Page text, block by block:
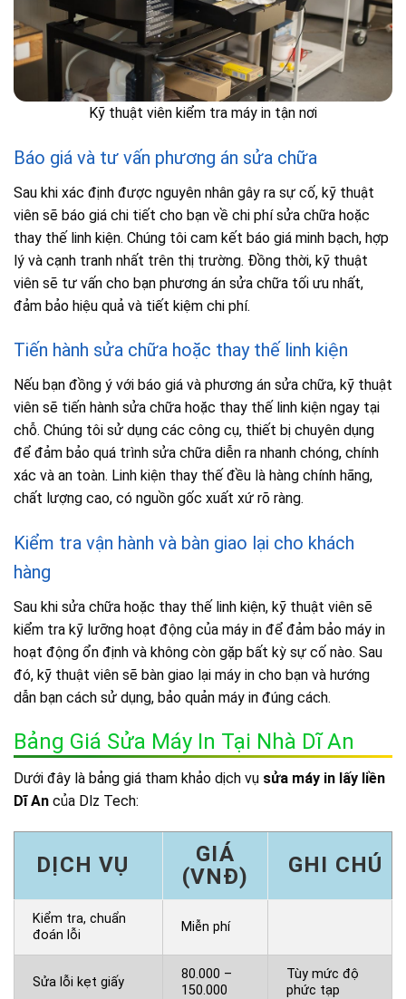
Kỹ thuật viên kiểm tra máy in tận nơi
Báo giá và tư vấn phương án sửa chữa
Sau khi xác định được nguyên nhân gây ra sự cố, kỹ thuật
viên sẽ báo giá chi tiết cho bạn về chi phí sửa chữa hoặc
thay thế linh kiện. Chúng tôi cam kết báo giá minh bạch, hợp
lý và cạnh tranh nhất trên thị trường. Đồng thời, kỹ thuật
viên sẽ tư vấn cho bạn phương án sửa chữa tối ưu nhất,
đảm bảo hiệu quả và tiết kiệm chi phí.
Tiến hành sửa chữa hoặc thay thế linh kiện
Nếu bạn đồng ý với báo giá và phương án sửa chữa, kỹ thuật
viên sẽ tiến hành sửa chữa hoặc thay thế linh kiện ngay tại
chỗ. Chúng tôi sử dụng các công cụ, thiết bị chuyên dụng
để đảm bảo quá trình sửa chữa diễn ra nhanh chóng, chính
xác và an toàn. Linh kiện thay thế đều là hàng chính hãng,
chất lượng cao, có nguồn gốc xuất xứ rõ ràng.
Kiểm tra vận hành và bàn giao lại cho khách
hàng
Sau khi sửa chữa hoặc thay thế linh kiện, kỹ thuật viên sẽ
kiểm tra kỹ lưỡng hoạt động của máy in để đảm bảo máy in
hoạt động ổn định và không còn gặp bất kỳ sự cố nào. Sau
đó, kỹ thuật viên sẽ bàn giao lại máy in cho bạn và hướng
dẫn bạn cách sử dụng, bảo quản máy in đúng cách.
Bảng Giá Sửa Máy In Tại Nhà Dĩ An
Dưới đây là bảng giá tham khảo dịch vụ sửa máy in lấy liền
Dĩ An của Dlz Tech:
DỊCH VỤ
GIÁ
(VNĐ)
GHI CHÚ
Kiểm tra, chuẩn
đoán lỗi
Miễn phí
Sửa lỗi kẹt giấy
80.000 –
150.000
Tùy mức độ
phức tạp